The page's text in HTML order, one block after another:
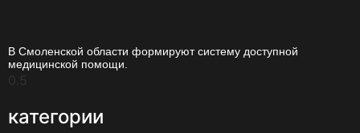
В Смоленской области формируют систему доступной
медицинской помощи.
категории